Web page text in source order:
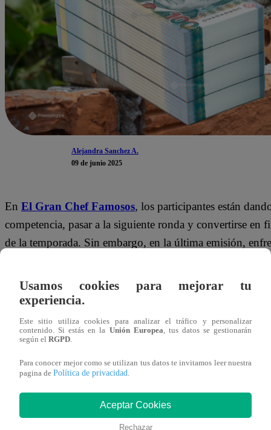
Alejandra Sanchez A.
09 de junio 2025
En El Gran Chef Famosos, los participantes están
competencia, pasar a la siguiente ronda y convertirse en
de la temporada. Sin embargo, en la última emisión,
Aunque más de uno tuvo complicaciones,Daniel
correctamente las cuatro salsas sin fallar ni una sola
adivinó rápidamente, lo que le valió las felicitaciones
una salsa de ajo, alioli”, dijo, sorprendiendo al
La tercera salsa fue la tradicional ocopa
titubear.“Yo les dije, comer de todo sirve para algo”,
Usamos cookies para mejorar tu
experiencia.
Este sitio utiliza cookies para analizar el tráfico y personalizar
contenido. Si estás en la Unión Europea , tus datos se gestionarán
según el RGPD
Para conocer mejor como se utilizan tus datos te invitamos leer nuestra
pagina de Política de privacidad
Aceptar Cookies
Rechazar